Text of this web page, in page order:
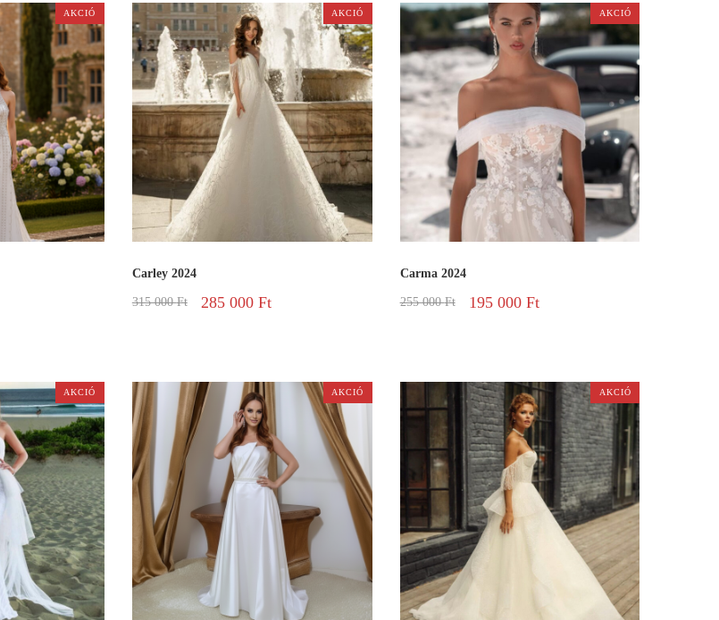
AKCIÓ AKCIÓ
Carley 2024
315 000Ft 285 000 Ft
AKCIÓ
Carma 2024
255 000Ft 195 000 Ft
AKCIÓ AKCIÓ AKCIÓ